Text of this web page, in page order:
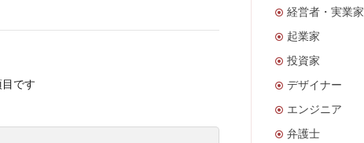
です
経営者・実業家
起業家
投資家
デザイナー
エンジニア
弁護士